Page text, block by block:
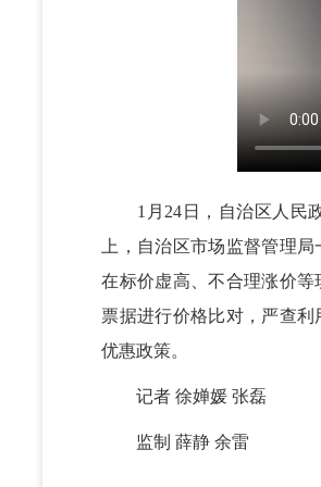
1月24日，自治区人民政
上，自治区市场监督管理
在标价虚高、不合理涨价
票据进行价格比对，严查
优惠政策。
记者 徐婵媛 张磊
监制 薛静 余雷